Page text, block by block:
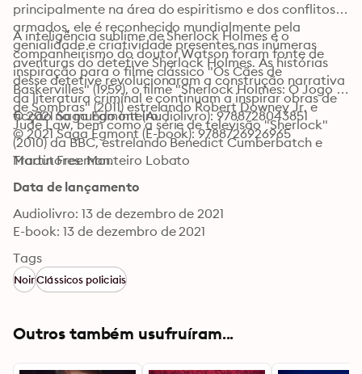
principalmente na área do espiritismo e dos conflitos
armados, ele é reconhecido mundialmente pela
genialidade e criatividade presentes nas inúmeras
aventuras do detetive Sherlock Holmes. As histórias
desse detetive revolucionaram a construção narrativa
da literatura criminal e continuam a inspirar obras de
ficção no mundo inteiro.
A inteligência sublime de Sherlock Holmes e o
companheirismo do doutor Watson foram fonte de
inspiração para o filme clássico "Os Cães de
Baskervilles" (1959), o filme "Sherlock Holmes: O Jogo
de Sombras" (2011) estrelando Robert Downey Jr. e
Jude Law, bem como a série de televisão "Sherlock"
(2010) da BBC, estrelando Benedict Cumberbatch e
Martin Freeman.
© 2021 Saga Egmont (Audiolivro): 9788728043851
© 2021 Saga Egmont (E-book): 9788726926965
Tradutores: Monteiro Lobato
Data de lançamento
Audiolivro: 13 de dezembro de 2021
E-book: 13 de dezembro de 2021
Tags
NoirClássicos policiais
Outros também usufruíram...